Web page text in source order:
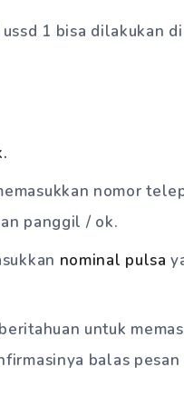
1 bisa dilakukan
nomor
panggil / ok.
nominal pulsa
untuk
balas